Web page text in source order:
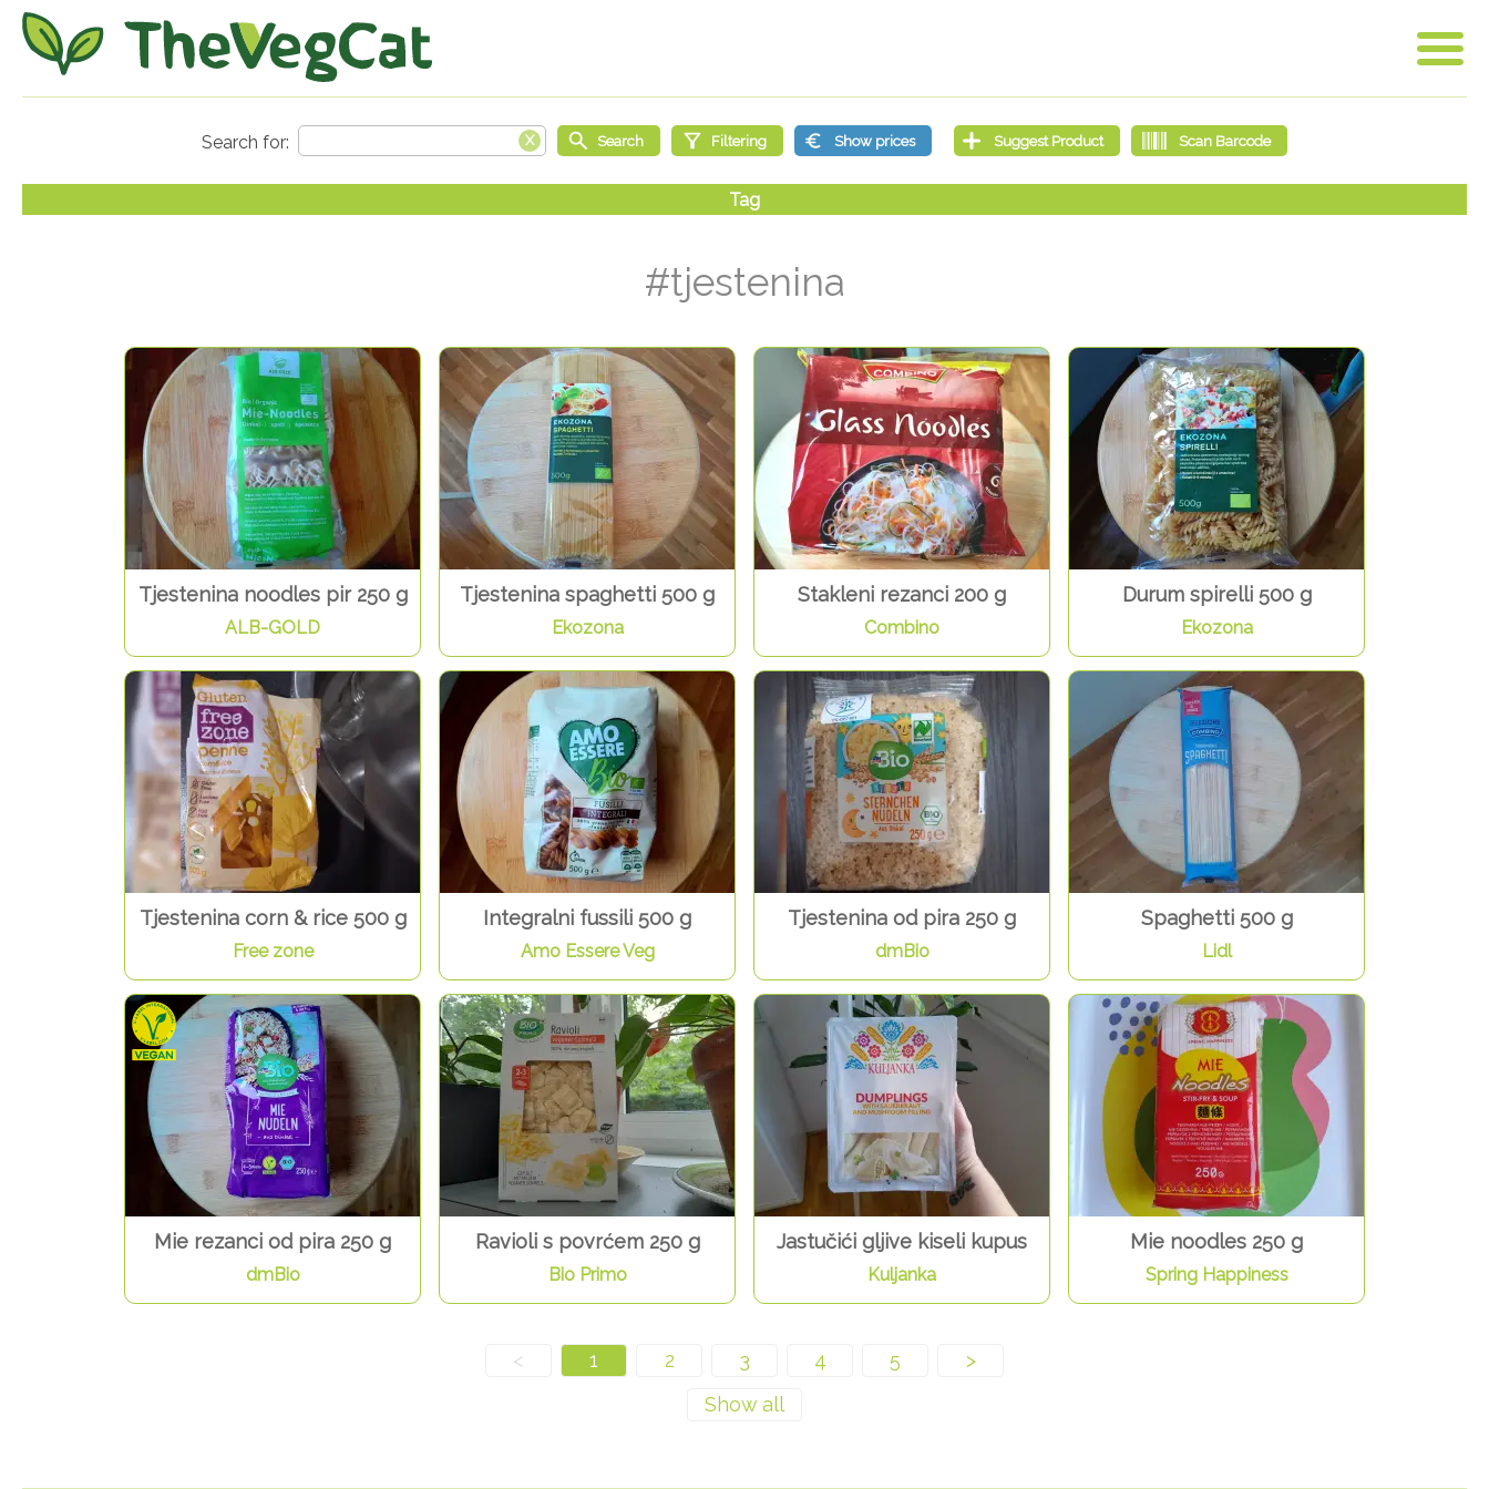
#tjestenina
Tjestenina noodles pir 250 g
ALB-GOLD
Tjestenina spaghetti 500 g
Ekozona
Stakleni rezanci 200 g
Combino
Durum spirelli 500 g
Ekozona
Tjestenina corn & rice 500 g
Free zone
Integralni fussili 500 g
Amo Essere Veg
Tjestenina od pira 250 g
dmBio
Spaghetti 500 g
Lidl
Mie rezanci od pira 250 g
dmBio
Ravioli s povrćem 250 g
Bio Primo
Jastučići gljive kiseli kupus
Kuljanka
Mie noodles 250 g
Spring Happiness
< 1 2 3 4 5 >